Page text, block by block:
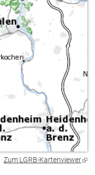
Zum LGRB-Kartenviewer